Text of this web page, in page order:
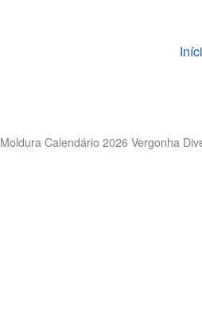
Moldura Calendário 2026 Vergonha